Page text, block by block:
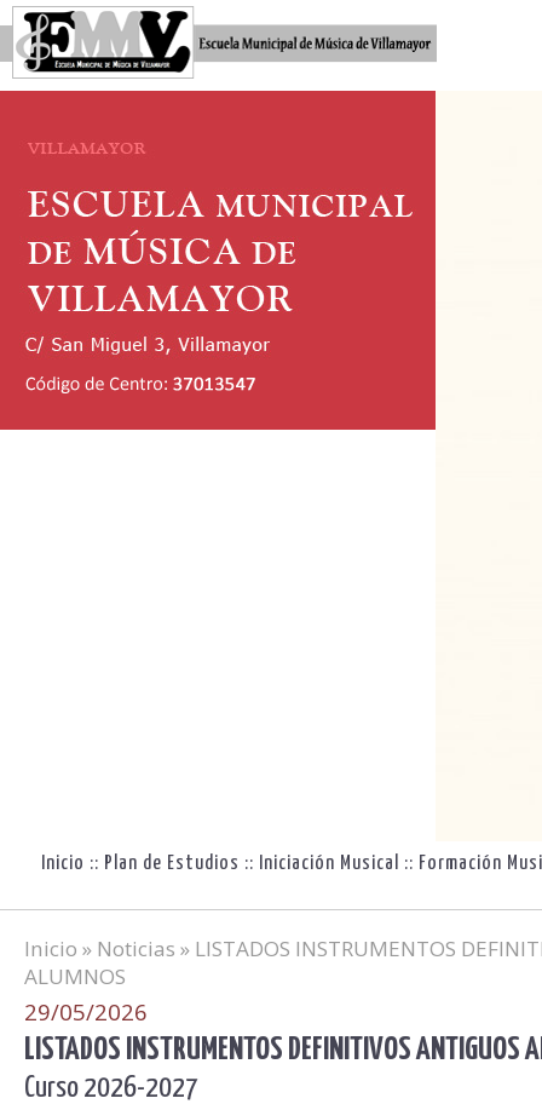
Inicio :: Plan de Estudios :: Iniciación Musical :: Formación
Inicio » Noticias » LISTADOS INSTRUMENTOS
ALUMNOS
29/05/2026
LISTADOS INSTRUMENTOS DEFINITIVOS ANTIGUOS
Curso 2026-2027